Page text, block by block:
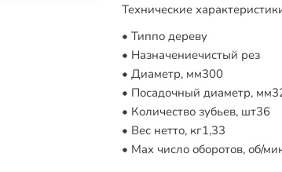
Технические
Типпо дереву
Назначениечистый рез
Диаметр, мм300
Посадочный диаметр, мм
Количество зубьев, шт36
Вес нетто, кг1,33
Max число оборотов, об/